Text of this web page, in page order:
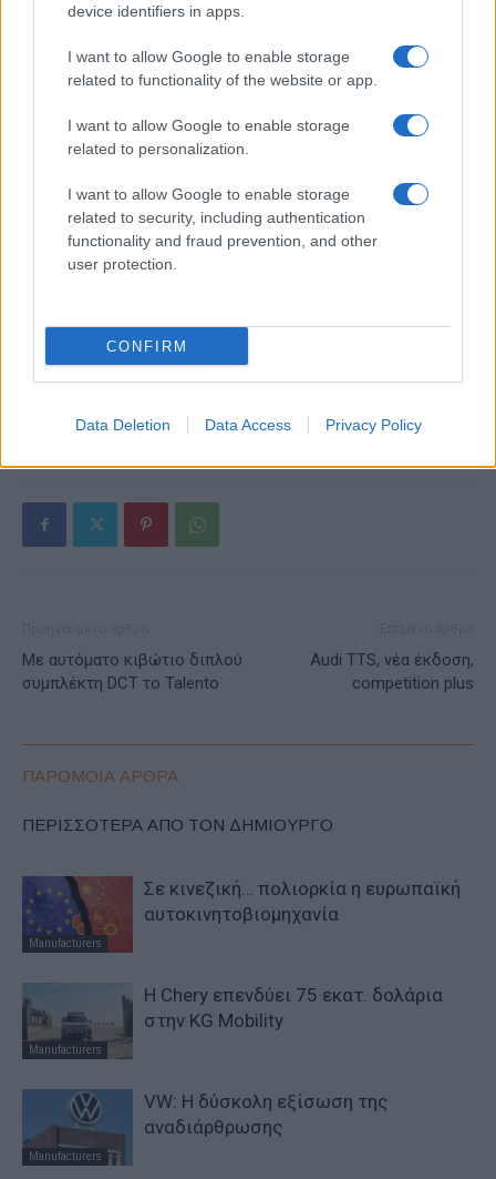
device identifiers in apps.
I want to allow Google to enable storage
related to functionality of the website or app.
I want to allow Google to enable storage
related to personalization.
I want to allow Google to enable storage
related to security, including authentication
functionality and fraud prevention, and other
user protection.
CONFIRM
Data Deletion Data Access Privacy Policy
δεικτών FTSE4Good
Alpha Bank: Για πρώτη φορά το Αρχαίο Θέατρο Επιδαύρου
Ευρώπη
Με αυτόματο κιβώτιο διπλού
συμπλέκτη DCT το Talento
Audi TTS, νέα έκδοση,
competition plus
ΠΑΡΟΜΟΙΑ ΑΡΘΡΑ
ΠΕΡΙΣΣΟΤΕΡΑ ΑΠΟ ΤΟΝ ΔΗΜΙΟΥΡΓΟ
Manufacturers
Σε κινεζική… πολιορκία η ευρωπαϊκή
αυτοκινητοβιομηχανία
Manufacturers
Η Chery επενδύει 75 εκατ. δολάρια
στην KG Mobility
Manufacturers
VW: Η δύσκολη εξίσωση της
αναδιάρθρωσης